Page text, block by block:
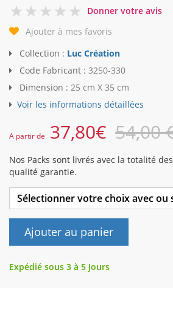
0
Donner votre avis
Ajouter à mes favoris
Collection : Luc Création
Code Fabricant : 3250-330
Dimension : 25 cm X 35 cm
Voir les informations détaillées
A partir de 37,80€ 54,00
Nos Packs sont livrés avec la totalité des
qualité garantie.
Sélectionner votre choix avec ou
Ajouter au panier
Expédié sous 3 à 5 Jours